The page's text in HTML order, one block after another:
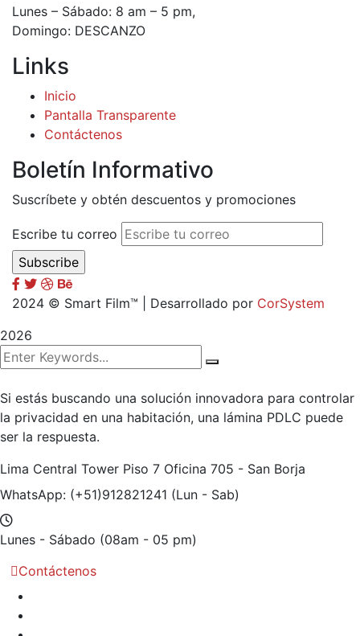
Lunes – Sábado: 8 am – 5 pm,
Domingo: DESCANZO
Links
Inicio
Pantalla Transparente
Contáctenos
Boletín Informativo
Suscríbete y obtén descuentos y promociones
Escribe tu correo
2024 © Smart Film™ | Desarrollado por CorSystem
2026
Si estás buscando una solución innovadora para controlar
la privacidad en una habitación, una lámina PDLC puede
ser la respuesta.
Lima Central Tower Piso 7 Oficina 705 - San Borja
WhatsApp: (+51)912821241 (Lun - Sab)
Lunes - Sábado (08am - 05 pm)
Contáctenos